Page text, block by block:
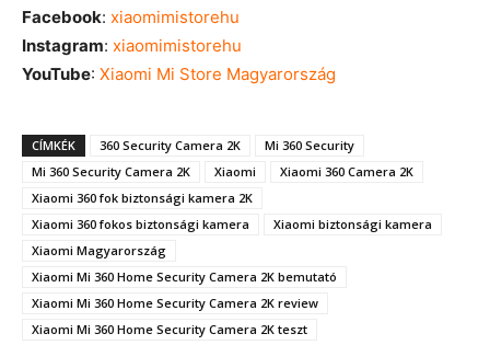
Facebook: xiaomimistorehu
Instagram: xiaomimistorehu
YouTube: Xiaomi Mi Store Magyarország
CÍMKÉK 360 Security Camera 2K
Mi 360 Security
Mi 360 Security Camera 2K
Xiaomi
Xiaomi 360 Camera 2K
Xiaomi 360 fok biztonsági kamera 2K
Xiaomi 360 fokos biztonsági kamera
Xiaomi biztonsági kamera
Xiaomi Magyarország
Xiaomi Mi 360 Home Security Camera 2K bemutató
Xiaomi Mi 360 Home Security Camera 2K review
Xiaomi Mi 360 Home Security Camera 2K teszt